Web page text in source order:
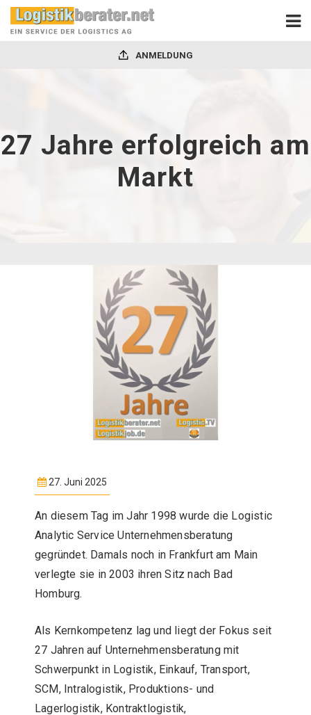
ANMELDUNG
27 Jahre erfolgreich am
Markt
27. Juni 2025
An diesem Tag im Jahr 1998 wurde die Logistic
Analytic Service Unternehmensberatung
gegründet. Damals noch in Frankfurt am Main
verlegte sie in 2003 ihren Sitz nach Bad
Homburg.
Als Kernkompetenz lag und liegt der Fokus seit
27 Jahren auf Unternehmensberatung mit
Schwerpunkt in Logistik, Einkauf, Transport,
SCM, Intralogistik, Produktions- und
Lagerlogistik, Kontraktlogistik,